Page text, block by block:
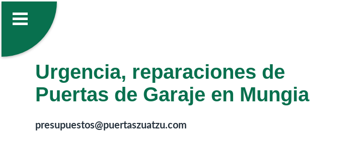
Urgencia, reparaciones de
Puertas de Garaje en Mungia
presupuestos@puertaszuatzu.com